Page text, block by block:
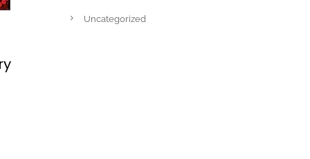
Uncategorized